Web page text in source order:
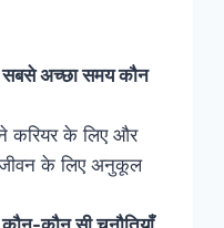
सबसे अच्छा समय कौन
करियर के लिए और
जीवन के लिए अनुकूल